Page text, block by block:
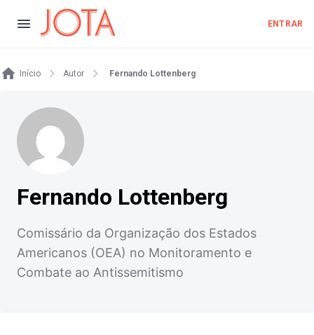
ENTRAR
Início Autor Fernando Lottenberg
Fernando Lottenberg
Comissário da Organização dos Estados
Americanos (OEA) no Monitoramento e
Combate ao Antissemitismo